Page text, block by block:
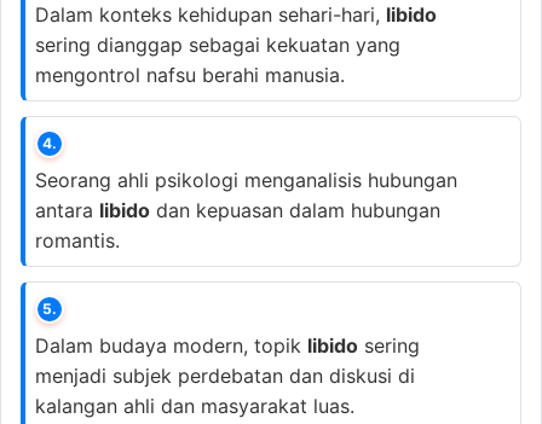
Dalam konteks kehidupan sehari-hari, libido
sering dianggap sebagai kekuatan yang
mengontrol nafsu berahi manusia.
4.
Seorang ahli psikologi menganalisis hubungan
antara libido dan kepuasan dalam hubungan
romantis.
5.
Dalam budaya modern, topik libido sering
menjadi subjek perdebatan dan diskusi di
kalangan ahli dan masyarakat luas.